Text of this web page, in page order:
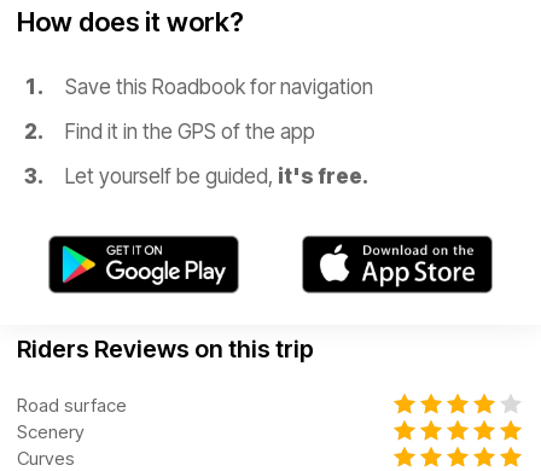
How does it work?
Save this Roadbook for navigation
Find it in the GPS of the app
Let yourself be guided, it's free.
Riders Reviews on this trip
Road surface
Scenery
Curves